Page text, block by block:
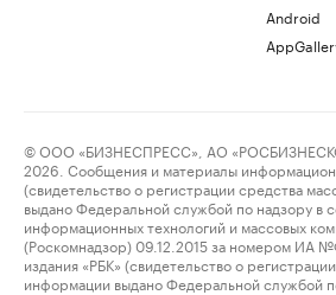
Android
© ООО «БИЗНЕСПРЕСС», АО
2026. Сообщения и материалы
(свидетельство о регистрации средства
выдано Федеральной службой по надзору в
информационных технологий и массовых
(Роскомнадзор) 09.12.2015 за номером ИА
издания «РБК» (свидетельство о
информации выдано Федеральной службой